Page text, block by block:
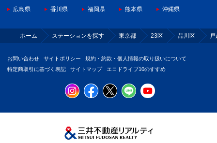
広島県 香川県 福岡県 熊本県 沖縄県
ホーム ステーションを探す 東京都 23区 品川区
お問い合わせ サイトポリシー
規約・約款・個人情報の取り扱いについて
特定商取引に基づく表記
サイトマップ エコドライブ10のすすめ